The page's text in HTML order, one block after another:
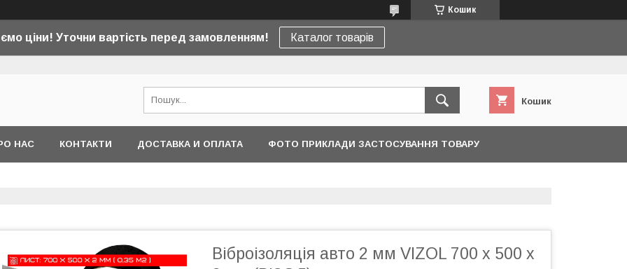
Кошик
ціни! Уточни вартість перед замовленням! Каталог товарів
Кошик
НАС КОНТАКТИ ДОСТАВКА И ОПЛАТА ФОТО ПРИКЛАДИ ЗАСТОСУВАННЯ ТОВАРУ
Віброізоляція авто 2 мм VIZOL 700 х 500 х